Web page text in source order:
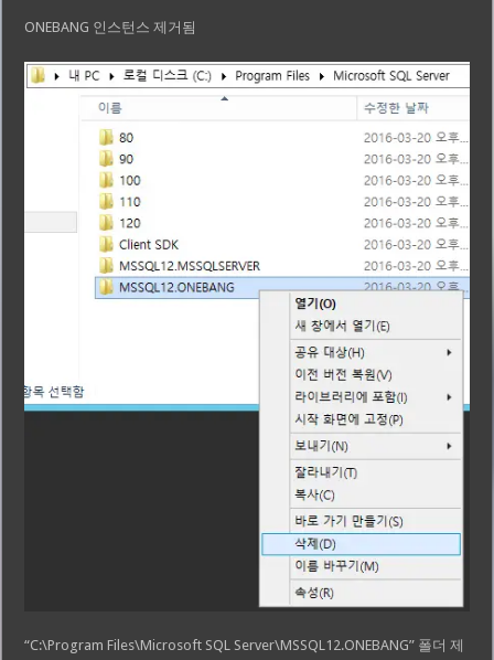
ONEBANG 인스턴스 제거됨
“C:\Program Files\Microsoft SQL Server\MSSQL12.ONEBANG” 폴더 제